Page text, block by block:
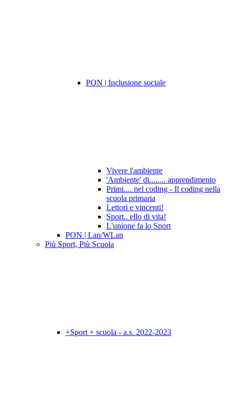
PON | Inclusione sociale
Vivere l'ambiente
'Ambiente' di........ apprendimento
Primi.... nel coding - Il coding nella
scuola primaria
Lettori e vincenti!
Sport.. ello di vita!
L'unione fa lo Sport
PON | Lan/WLan
Più Sport, Più Scuola
+Sport + scuola - a.s. 2022-2023